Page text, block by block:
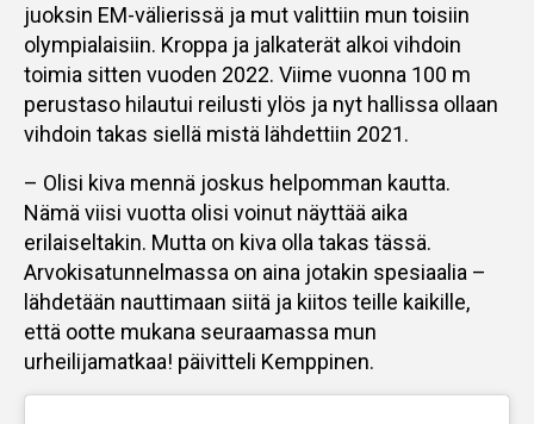
juoksin EM-välierissä ja mut valittiin mun toisiin
olympialaisiin. Kroppa ja jalkaterät alkoi vihdoin
toimia sitten vuoden 2022. Viime vuonna 100 m
perustaso hilautui reilusti ylös ja nyt hallissa ollaan
vihdoin takas siellä mistä lähdettiin 2021.
– Olisi kiva mennä joskus helpomman kautta.
Nämä viisi vuotta olisi voinut näyttää aika
erilaiseltakin. Mutta on kiva olla takas tässä.
Arvokisatunnelmassa on aina jotakin spesiaalia –
lähdetään nauttimaan siitä ja kiitos teille kaikille,
että ootte mukana seuraamassa mun
urheilijamatkaa! päivitteli Kemppinen.